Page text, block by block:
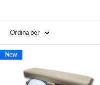
Ordina per
New